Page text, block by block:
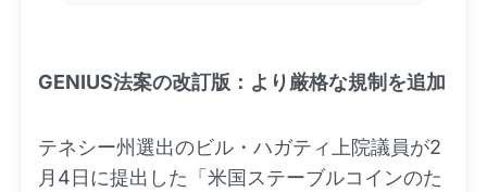
GENIUS法案の改訂版：より厳格な規制を追加
テネシー州選出のビル・ハガティ上院議員が2
月4日に提出した「米国ステーブルコインのた